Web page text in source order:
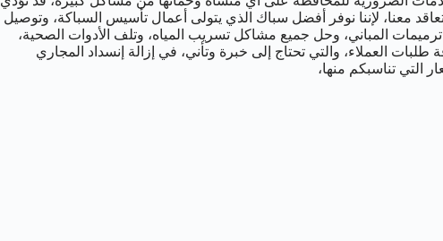
معنا، لإننا نوفر أفضل سباك الذي يتولى أعمال تأسيس السباكة، وتوصيل
المباني، وحل جميع مشاكل تسريب المياه، وتلف الأدوات الصحية،
العملاء، والتي تحتاج إلى خبرة وتأني، في إزالة إنسداد المجاري
التي تناسبكم منها،